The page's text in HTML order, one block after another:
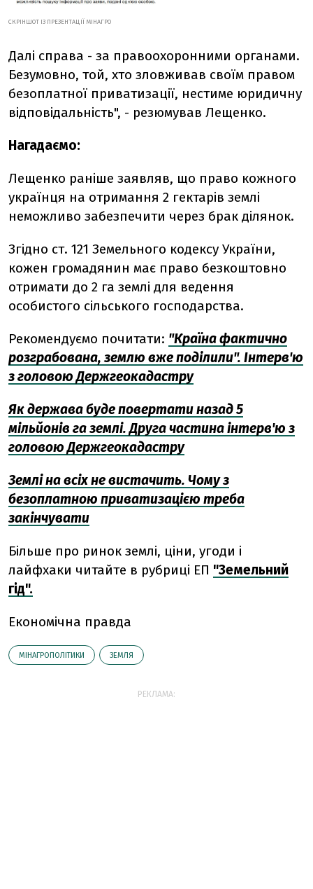
СКРІНШОТ ІЗ ПРЕЗЕНТАЦІЇ МІНАГРО
Далі справа - за правоохоронними органами.
Безумовно, той, хто зловживав своїм правом
безоплатної приватизації, нестиме юридичну
відповідальність", - резюмував Лещенко.
Нагадаємо:
Лещенко раніше заявляв, що право кожного
українця на отримання 2 гектарів землі
неможливо забезпечити через брак ділянок.
Згідно ст. 121 Земельного кодексу України,
кожен громадянин має право безкоштовно
отримати до 2 га землі для ведення
особистого сільського господарства.
Рекомендуємо почитати: "Країна фактично
розграбована, землю вже поділили". Інтерв'ю
з головою Держгеокадастру
Як держава буде повертати назад 5
мільйонів га землі. Друга частина інтерв'ю з
головою Держгеокадастру
Землі на всіх не вистачить. Чому з
безоплатною приватизацією треба
закінчувати
Більше про ринок землі, ціни, угоди і
лайфхаки читайте в рубриці ЕП "Земельний
гід".
Економічна правда
МІНАГРОПОЛІТИКИ ЗЕМЛЯ
РЕКЛАМА: